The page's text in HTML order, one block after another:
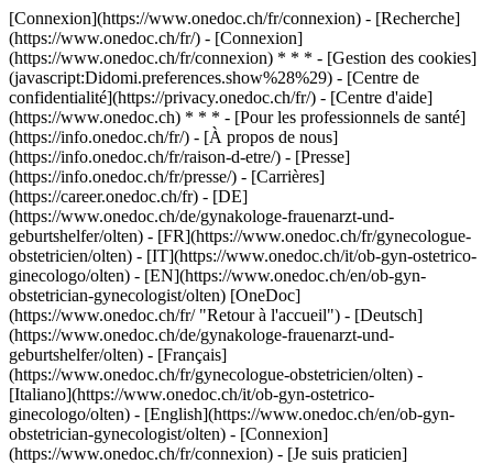
[Connexion](https://www.onedoc.ch/fr/connexion) - [Recherche]
(https://www.onedoc.ch/fr/) - [Connexion]
(https://www.onedoc.ch/fr/connexion) * * * - [Gestion des cookies]
(javascript:Didomi.preferences.show%28%29) - [Centre de
confidentialité](https://privacy.onedoc.ch/fr/) - [Centre d'aide]
(https://www.onedoc.ch) * * * - [Pour les professionnels de santé]
(https://info.onedoc.ch/fr/) - [À propos de nous]
(https://info.onedoc.ch/fr/raison-d-etre/) - [Presse]
(https://info.onedoc.ch/fr/presse/) - [Carrières]
(https://career.onedoc.ch/fr) - [DE]
(https://www.onedoc.ch/de/gynakologe-frauenarzt-und-
geburtshelfer/olten) - [FR](https://www.onedoc.ch/fr/gynecologue-
obstetricien/olten) - [IT](https://www.onedoc.ch/it/ob-gyn-ostetrico-
ginecologo/olten) - [EN](https://www.onedoc.ch/en/ob-gyn-
obstetrician-gynecologist/olten) [OneDoc]
(https://www.onedoc.ch/fr/ "Retour à l'accueil") - [Deutsch]
(https://www.onedoc.ch/de/gynakologe-frauenarzt-und-
geburtshelfer/olten) - [Français]
(https://www.onedoc.ch/fr/gynecologue-obstetricien/olten) -
[Italiano](https://www.onedoc.ch/it/ob-gyn-ostetrico-
ginecologo/olten) - [English](https://www.onedoc.ch/en/ob-gyn-
obstetrician-gynecologist/olten) - [Connexion]
(https://www.onedoc.ch/fr/connexion) - [Je suis praticien]